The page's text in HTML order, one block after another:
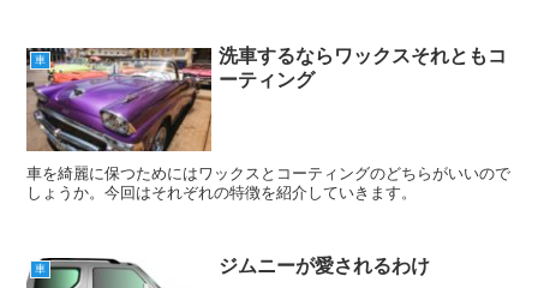
車
洗車するならワックスそれともコ
ーティング
車を綺麗に保つためにはワックスとコーティングのどちらがいいので
しょうか。今回はそれぞれの特徴を紹介していきます。
車 ジムニーが愛されるわけ